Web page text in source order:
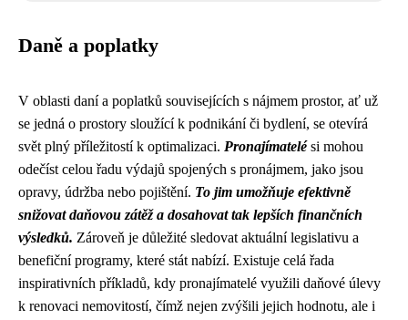
Daně a poplatky
V oblasti daní a poplatků souvisejících s nájmem prostor, ať už
se jedná o prostory sloužící k podnikání či bydlení, se otevírá
svět plný příležitostí k optimalizaci. Pronajímatelési mohou
odečíst celou řadu výdajů spojených s pronájmem, jako jsou
opravy, údržba nebo pojištění. To jim umožňuje efektivně
snižovat daňovou zátěž a dosahovat tak lepších finančních
výsledků. Zároveň je důležité sledovat aktuální legislativu a
benefiční programy, které stát nabízí. Existuje celá řada
inspirativních příkladů, kdy pronajímatelé využili daňové úlevy
k renovaci nemovitostí, čímž nejen zvýšili jejich hodnotu, ale i